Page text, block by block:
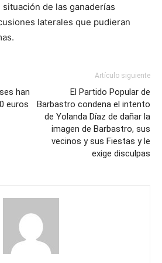
de las ganaderías
laterales que pudieran
han
euros
Artículo siguiente
El Partido Popular de
Barbastro condena el intento
de Yolanda Díaz de dañar la
imagen de Barbastro, sus
vecinos y sus Fiestas y le
exige disculpas